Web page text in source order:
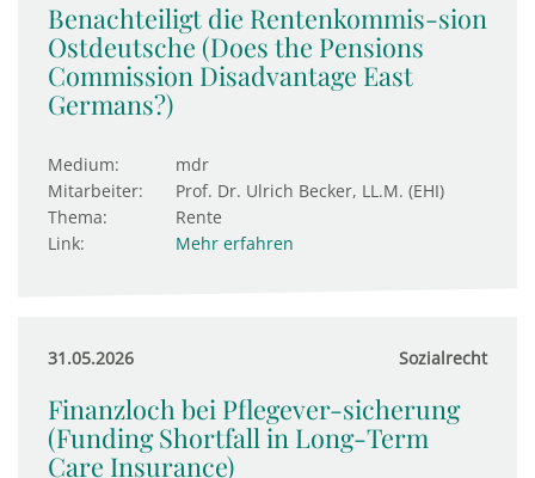
Benachteiligt die Rentenkommis-sion
Ostdeutsche (Does the Pensions
Commission Disadvantage East
Germans?)
Medium:
mdr
Mitarbeiter:
Prof. Dr. Ulrich Becker, LL.M. (EHI)
Thema:
Rente
Link:
Mehr erfahren
31.05.2026 Sozialrecht
Finanzloch bei Pflegever-sicherung
(Funding Shortfall in Long-Term
Care Insurance)